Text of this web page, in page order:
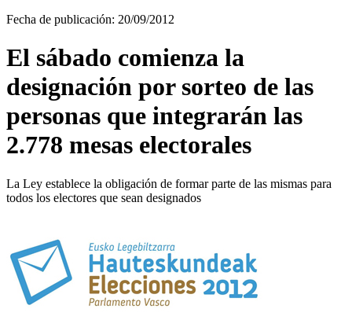
Fecha de publicación: 20/09/2012
El sábado comienza la
designación por sorteo de las
personas que integrarán las
2.778 mesas electorales
La Ley establece la obligación de formar parte de las mismas para
todos los electores que sean designados